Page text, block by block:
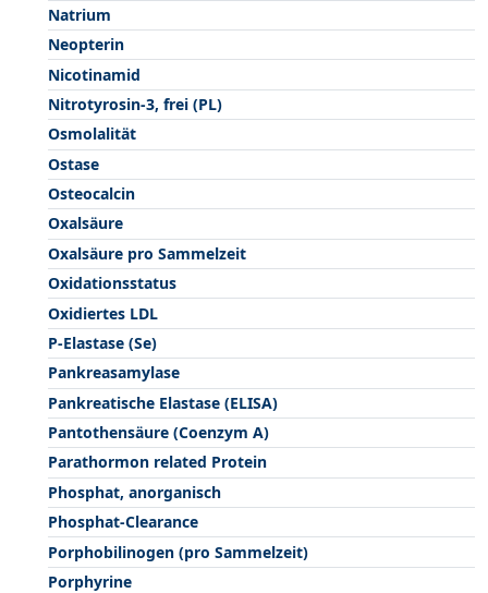
Natrium
Neopterin
Nicotinamid
Nitrotyrosin-3, frei (PL)
Osmolalität
Ostase
Osteocalcin
Oxalsäure
Oxalsäure pro Sammelzeit
Oxidationsstatus
Oxidiertes LDL
P-Elastase (Se)
Pankreasamylase
Pankreatische Elastase (ELISA)
Pantothensäure (Coenzym A)
Parathormon related Protein
Phosphat, anorganisch
Phosphat-Clearance
Porphobilinogen (pro Sammelzeit)
Porphyrine